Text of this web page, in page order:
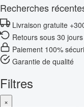
Recherches
Livraison gratuite
Retours sous 30 jours
Paiement 100%
Garantie de qualité
Filtres
×